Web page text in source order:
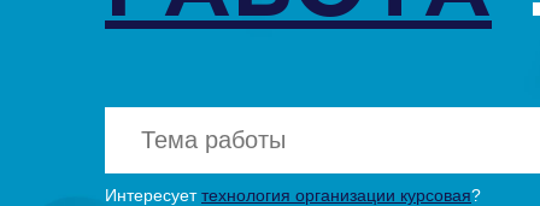
Интересуеттехнология организации курсовая?